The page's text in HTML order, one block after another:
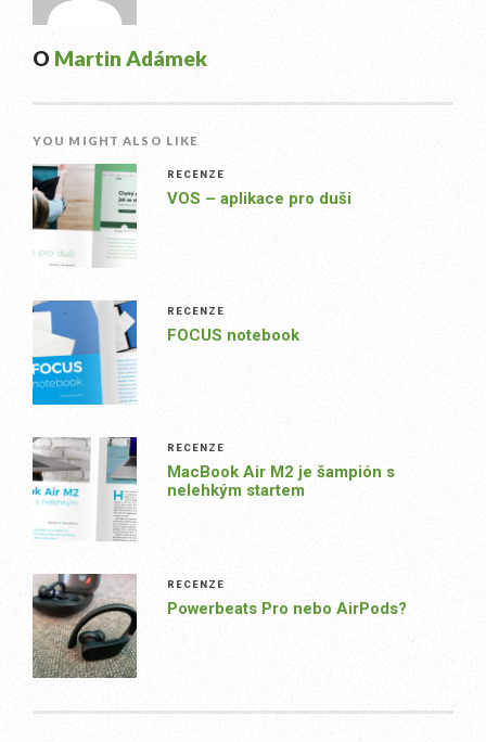
O Martin Adámek
YOU MIGHT ALSO LIKE
RECENZE
VOS – aplikace pro duši
RECENZE
FOCUS notebook
RECENZE
MacBook Air M2 je šampión s
nelehkým startem
RECENZE
Powerbeats Pro nebo AirPods?